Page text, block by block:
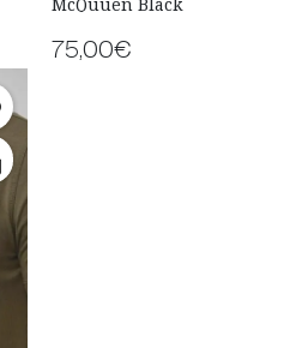
McQuuen Black
75,00€